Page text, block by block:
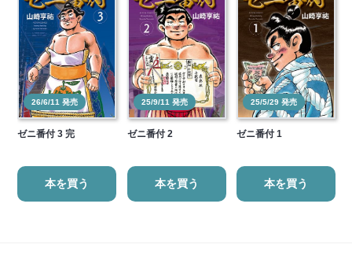
26/6/11 発売
ゼニ番付 3 完
本を買う
25/9/11 発売
ゼニ番付 2
本を買う
25/5/29 発売
ゼニ番付 1
本を買う